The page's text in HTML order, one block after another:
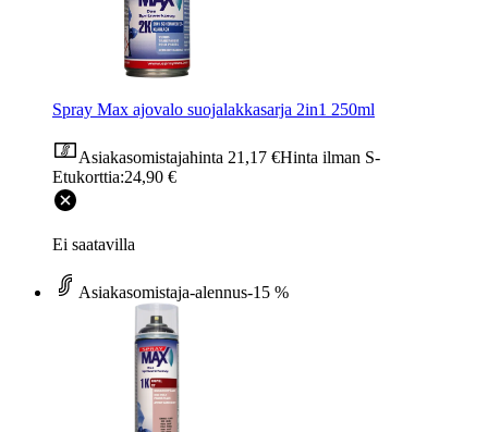
Spray Max ajovalo suojalakkasarja 2in1 250ml
Asiakasomistajahinta 21,17 €Hinta ilman S-
Etukorttia:24,90 €
Ei saatavilla
Asiakasomistaja-alennus-15 %